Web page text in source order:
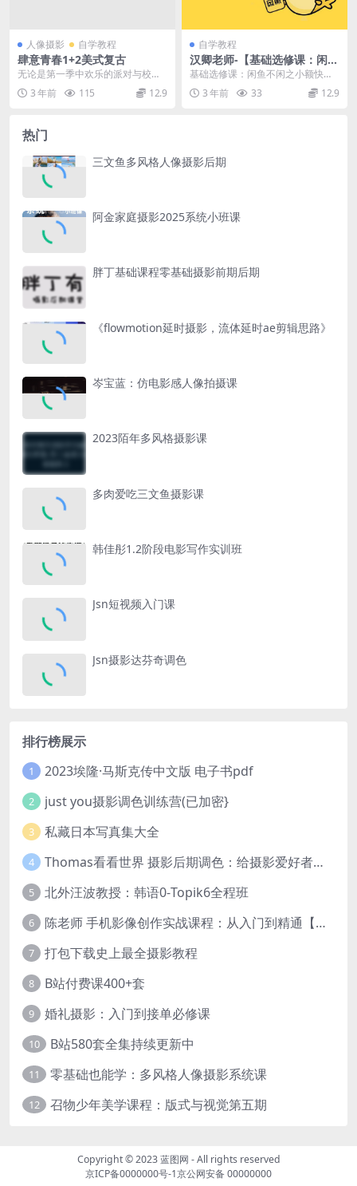
人像摄影 自学教程
肆意青春1+2美式复古
无论是第一季中欢乐的派对与校园
生活，还是第二季里更多关于家庭
背景以及主人公们各自...
3 年前 115 12.9
自学教程
汉卿老师-【基础选修课：闲鱼
不闲之小额快速盈利模式】VI
基础选修课：闲鱼不闲之小额快速
盈利模式
3 年前 33 12.9
热门
三文鱼多风格人像摄影后期
阿金家庭摄影2025系统小班课
胖丁基础课程零基础摄影前期后期
《flowmotion延时摄影，流体延时ae剪辑思路》
岑宝蓝：仿电影感人像拍摄课
2023陌年多风格摄影课
多肉爱吃三文鱼摄影课
韩佳彤1.2阶段电影写作实训班
Jsn短视频入门课
Jsn摄影达芬奇调色
排行榜展示
1 2023埃隆·马斯克传中文版 电子书pdf
2 just you摄影调色训练营(已加密}
3 私藏日本写真集大全
4 Thomas看看世界 摄影后期调色：给摄影爱好者的色彩课 网盘下载
5 北外汪波教授：韩语0-Topik6全程班
6 陈老师 手机影像创作实战课程：从入门到精通【完结】
7 打包下载史上最全摄影教程
8 B站付费课400+套
9 婚礼摄影：入门到接单必修课
10 B站580套全集持续更新中
11 零基础也能学：多风格人像摄影系统课
12 召物少年美学课程：版式与视觉第五期
Copyright © 2023蓝图网 - All rights reserved
京ICP备0000000号-1京公网安备 00000000